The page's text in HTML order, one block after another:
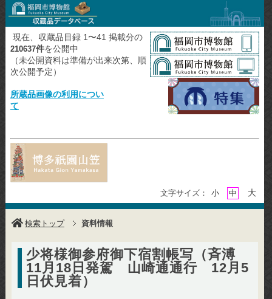
現在、収蔵品目録 1〜41 掲載分の
210637件を公開中
（未公開資料は準備が出来次第、順
次公開予定）
所蔵品画像の利用につい
て
文字サイズ： 小 中 大
検索トップ 資料情報
少将様御参府御下宿割帳写（斉溥
11月18日発駕 山崎通通行 12月5
日伏見着）